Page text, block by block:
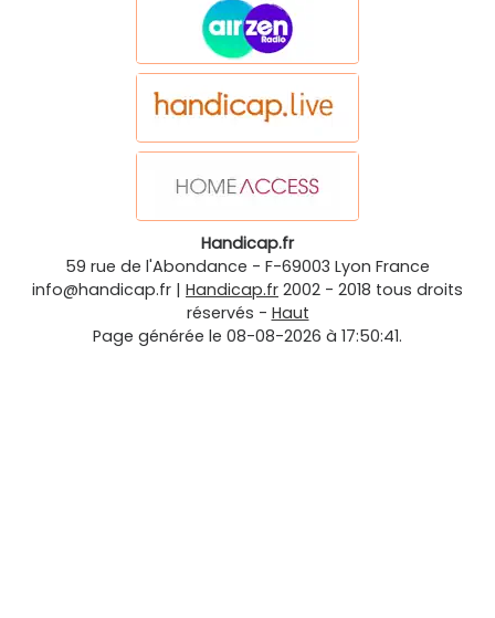
Handicap.fr
59 rue de l'Abondance - F-69003 Lyon France
info@handicap.fr | Handicap.fr 2002 - 2018 tous droits
réservés - Haut
Page générée le 08-08-2026 à 17:50:41.